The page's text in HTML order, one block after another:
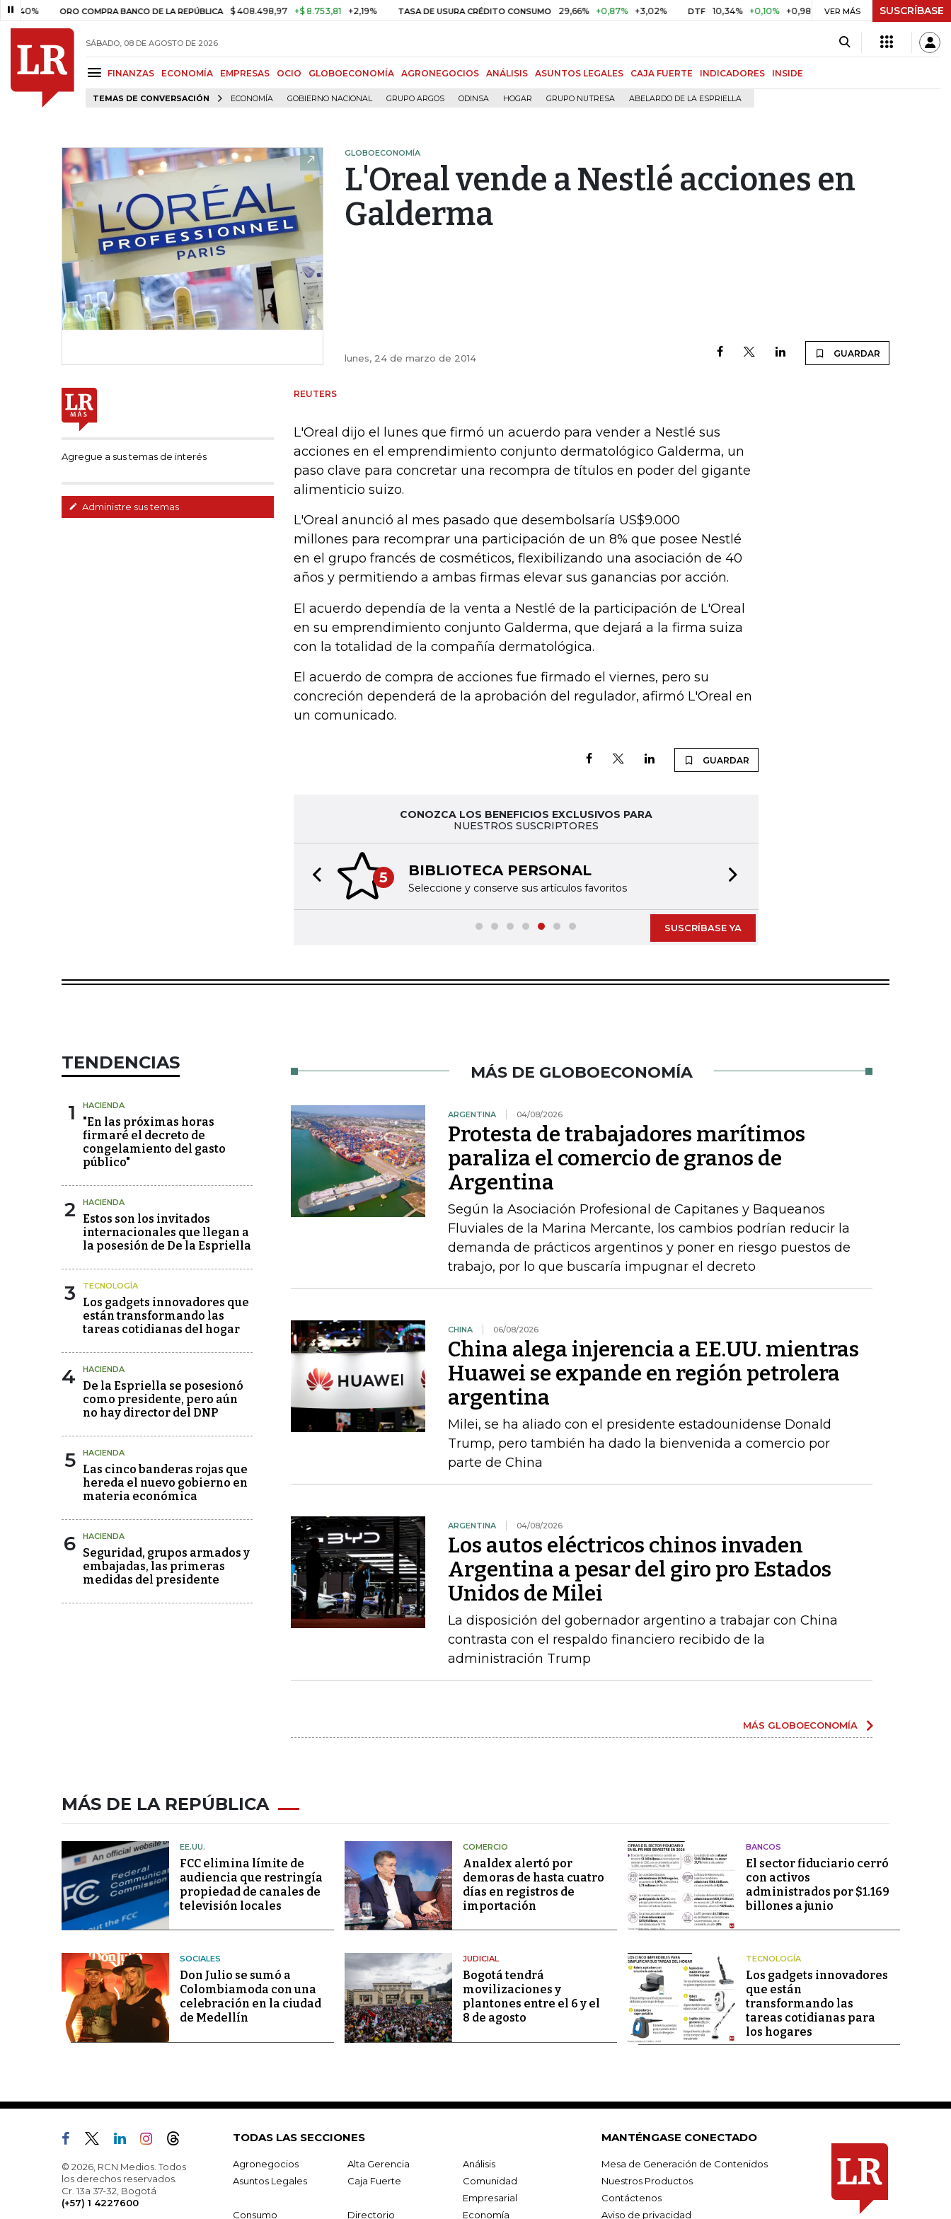
ORO COMPRA BANCO DE LA REPÚBLICA $ 408.498,97 +$ 8.753,81 +2,19% TASA DE USURA CRÉDITO CONSUMO 29,66% +0,87% +3,02% DTF 10,34% +0,10% +0,98% UVR $ 416,96 +$ 0,05 +0,01%
VER MÁS SUSCRÍBASE
SÁBADO, 08 DE AGOSTO DE 2026
FINANZAS ECONOMÍA EMPRESAS OCIO GLOBOECONOMÍA AGRONEGOCIOS ANÁLISIS ASUNTOS LEGALES CAJA FUERTE INDICADORES INSIDE
TEMAS DE CONVERSACIÓN ECONOMÍA GOBIERNO NACIONAL GRUPO ARGOS ODINSA HOGAR GRUPO NUTRESA ABELARDO DE LA ESPRIELLA
GLOBOECONOMÍA
L'Oreal vende a Nestlé acciones en
Galderma
lunes, 24 de marzo de 2014 GUARDAR
Agregue a sus temas de interés
Administre sus temas
REUTERS
L'Oreal dijo el lunes que firmó un acuerdo para vender a Nestlé sus
acciones en el emprendimiento conjunto dermatológico Galderma, un
paso clave para concretar una recompra de títulos en poder del gigante
alimenticio suizo.
L'Oreal anunció al mes pasado que desembolsaría US$9.000
millones para recomprar una participación de un 8% que posee Nestlé
en el grupo francés de cosméticos, flexibilizando una asociación de 40
años y permitiendo a ambas firmas elevar sus ganancias por acción.
El acuerdo dependía de la venta a Nestlé de la participación de L'Oreal
en su emprendimiento conjunto Galderma, que dejará a la firma suiza
con la totalidad de la compañía dermatológica.
El acuerdo de compra de acciones fue firmado el viernes, pero su
concreción dependerá de la aprobación del regulador, afirmó L'Oreal en
un comunicado.
GUARDAR
CONOZCA LOS BENEFICIOS EXCLUSIVOS PARA
NUESTROS SUSCRIPTORES
5 BIBLIOTECA PERSONAL
Seleccione y conserve sus artículos favoritos
Previous slide
SUSCRÍBASE YA
TENDENCIAS
1 HACIENDA
"En las próximas horas
firmaré el decreto de
congelamiento del gasto
público"
2 HACIENDA
Estos son los invitados
internacionales que llegan a
la posesión de De la Espriella
3 TECNOLOGÍA
Los gadgets innovadores que
están transformando las
tareas cotidianas del hogar
4 HACIENDA
De la Espriella se posesionó
como presidente, pero aún
no hay director del DNP
5 HACIENDA
Las cinco banderas rojas que
hereda el nuevo gobierno en
materia económica
6 HACIENDA
Seguridad, grupos armados y
embajadas, las primeras
medidas del presidente
MÁS DE GLOBOECONOMÍA
ARGENTINA 04/08/2026
Protesta de trabajadores marítimos
paraliza el comercio de granos de
Argentina
Según la Asociación Profesional de Capitanes y Baqueanos
Fluviales de la Marina Mercante, los cambios podrían reducir la
demanda de prácticos argentinos y poner en riesgo puestos de
trabajo, por lo que buscaría impugnar el decreto
CHINA 06/08/2026
China alega injerencia a EE.UU. mientras
Huawei se expande en región petrolera
argentina
Milei, se ha aliado con el presidente estadounidense Donald
Trump, pero también ha dado la bienvenida a comercio por
parte de China
ARGENTINA 04/08/2026
Los autos eléctricos chinos invaden
Argentina a pesar del giro pro Estados
Unidos de Milei
La disposición del gobernador argentino a trabajar con China
contrasta con el respaldo financiero recibido de la
administración Trump
MÁS GLOBOECONOMÍA
MÁS DE LA REPÚBLICA
EE.UU.
FCC elimina límite de
audiencia que restringía
propiedad de canales de
televisión locales
COMERCIO
Analdex alertó por
demoras de hasta cuatro
días en registros de
importación
BANCOS
El sector fiduciario cerró
con activos
administrados por $1.169
billones a junio
SOCIALES
Don Julio se sumó a
Colombiamoda con una
celebración en la ciudad
de Medellín
JUDICIAL
Bogotá tendrá
movilizaciones y
plantones entre el 6 y el
8 de agosto
TECNOLOGÍA
Los gadgets innovadores
que están
transformando las
tareas cotidianas para
los hogares
© 2026, RCN Medios. Todos
los derechos reservados.
Cr. 13a 37-32, Bogotá
(+57) 1 4227600
TODAS LAS SECCIONES
Agronegocios Alta Gerencia
Análisis
Asuntos Legales
Caja Fuerte
Comunidad
Empresarial
Consumo
Directorio Economía
MANTÉNGASE CONECTADO
Mesa de Generación de Contenidos
Nuestros Productos
Contáctenos
Aviso de privacidad